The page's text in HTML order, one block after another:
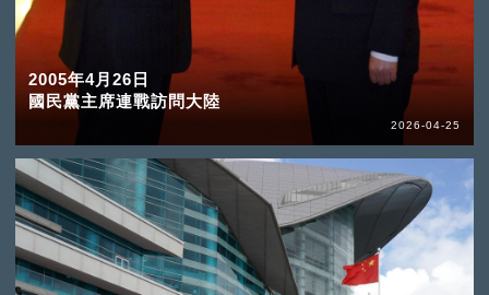
2005年4月26日
國民黨主席連戰訪問大陸
2026-04-25